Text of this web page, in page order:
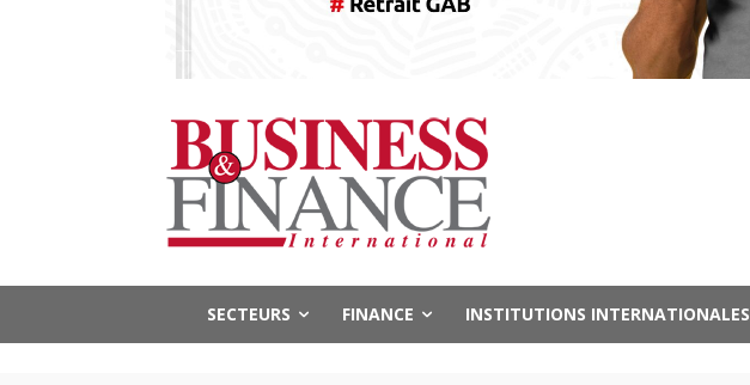
SECTEURS FINANCE INSTITUTIONS INTERNATIONALES